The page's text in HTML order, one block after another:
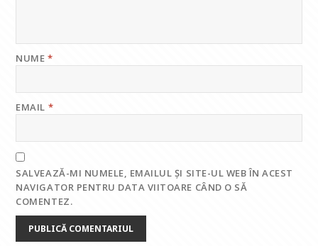
NUME*
EMAIL *
SALVEAZĂ-MI NUMELE, EMAILUL ȘI SITE-UL WEB ÎN ACEST
NAVIGATOR PENTRU DATA VIITOARE CÂND O SĂ
COMENTEZ.